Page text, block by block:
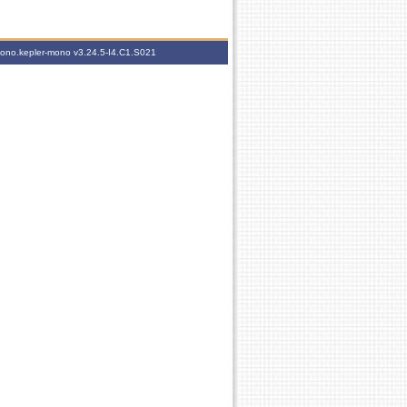
mono v3.24.5-I4.C1.S021